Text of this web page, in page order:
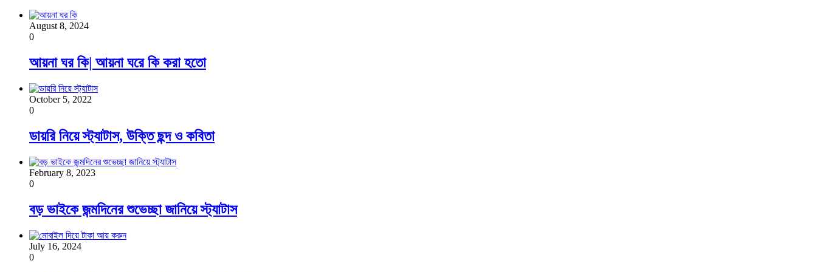
August 8, 2024
0
আয়না ঘর কি| আয়না ঘরে কি করা হতো
October 5, 2022
0
ডায়রি নিয়ে স্ট্যাটাস, উক্তি ছন্দ ও কবিতা
February 8, 2023
0
বড় ভাইকে জন্মদিনের শুভেচ্ছা জানিয়ে স্ট্যাটাস
July 16, 2024
0